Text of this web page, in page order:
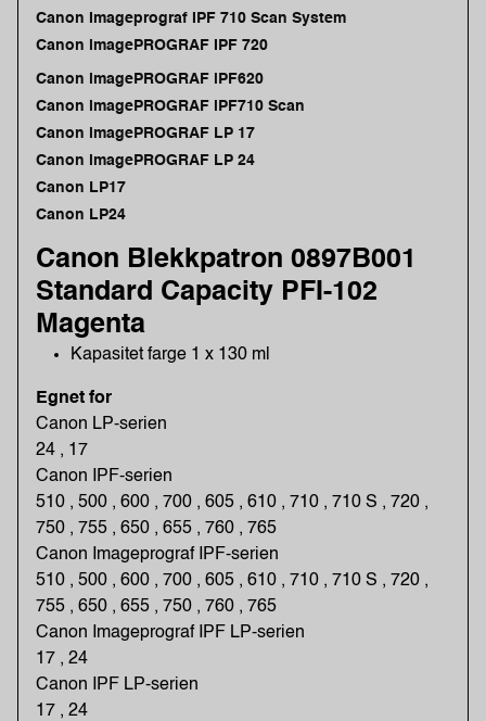
Canon Imageprograf IPF 710 Scan System
Canon imagePROGRAF IPF 720
Canon imagePROGRAF iPF620
Canon imagePROGRAF iPF710 Scan
Canon imagePROGRAF LP 17
Canon imagePROGRAF LP 24
Canon LP17
Canon LP24
Canon Blekkpatron 0897B001
Standard Capacity PFI-102
Magenta
Kapasitet farge 1 x 130 ml
Egnet for
Canon LP-serien
24 , 17
Canon IPF-serien
510 , 500 , 600 , 700 , 605 , 610 , 710 , 710 S , 720 ,
750 , 755 , 650 , 655 , 760 , 765
Canon Imageprograf IPF-serien
510 , 500 , 600 , 700 , 605 , 610 , 710 , 710 S , 720 ,
755 , 650 , 655 , 750 , 760 , 765
Canon Imageprograf IPF LP-serien
17 , 24
Canon IPF LP-serien
17 , 24